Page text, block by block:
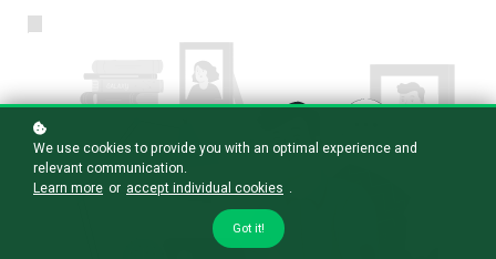
We use cookies to provide you with an optimal experience and
relevant communication.
Learn more or accept individual cookies .
Got it!